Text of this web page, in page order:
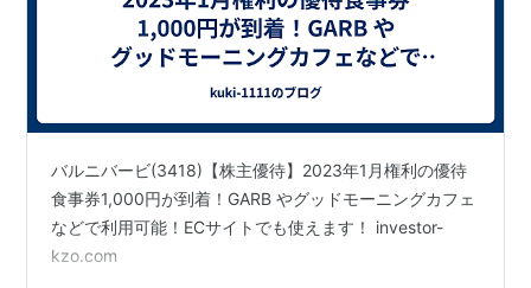
バルニバービ(3418)【株主優待】2023年1月権利の優待
食事券1,000円が到着！GARB やグッドモーニングカフェ
などで利用可能！ECサイトでも使えます！ investor-
kzo.com